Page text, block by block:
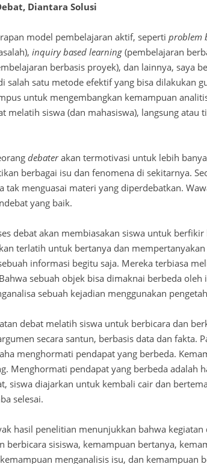
Diantara Solusi
model pembelajaran aktif, seperti problem
inquiry based learning (pembelajaran
berbasis proyek), dan lainnya, saya
salah satu metode efektif yang bisa dilakukan
untuk mengembangkan kemampuan
melatih siswa (dan mahasiswa), langsung atau
debaterakan termotivasi untuk lebih
berbagai isu dan fenomena di sekitarnya.
tak menguasai materi yang diperdebatkan.
yang baik.
debat akan membiasakan siswa untuk
terlatih untuk bertanya dan
informasi begitu saja. Mereka terbiasa
sebuah objek bisa dimaknai berbeda
sebuah kejadian menggunakan
debat melatih siswa untuk berbicara dan
secara santun, berbasis data dan fakta.
menghormati pendapat yang berbeda.
Menghormati pendapat yang berbeda adalah
siswa diajarkan untuk kembali cair dan
selesai.
hasil penelitian menunjukkan bahwa
berbicara sisiswa, kemampuan bertanya,
menganalisis isu, dan kemampuan